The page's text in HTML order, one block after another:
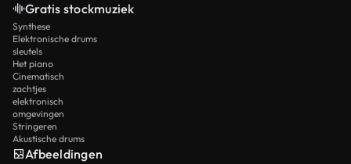
Gratis stockmuziek
Synthese
Elektronische drums
sleutels
Het piano
Cinematisch
zachtjes
elektronisch
omgevingen
Stringeren
Akustische drums
Afbeeldingen